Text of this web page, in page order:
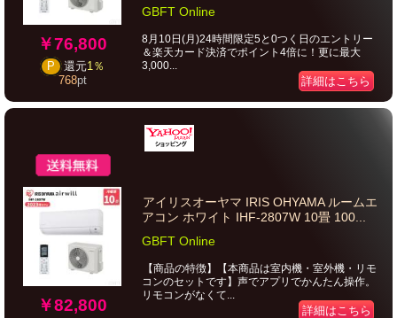
￥76,800
P 還元1％
768pt
GBFT Online
8月10日(月)24時間限定5と0つく日のエントリー
＆楽天カード決済でポイント4倍に！更に最大
3,000...
詳細はこちら
￥82,800
アイリスオーヤマ IRIS OHYAMA ルームエ
アコン ホワイト IHF-2807W 10畳 100...
GBFT Online
【商品の特徴】【本商品は室内機・室外機・リモ
コンのセットです】声でアプリでかんたん操作。
リモコンがなくて...
詳細はこちら